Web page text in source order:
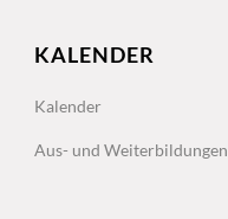
KALENDER
Kalender
Aus- und Weiterbildungen